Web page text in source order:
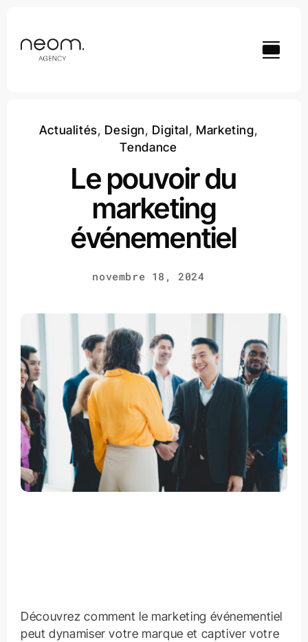
contenu
Actualités, Design, Digital, Marketing,
Tendance
Le pouvoir du
marketing
événementiel
novembre 18, 2024
Découvrez comment le marketing événementiel
peut dynamiser votre marque et captiver votre